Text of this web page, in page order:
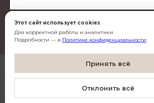
Этот сайт использует cookies
Для корректной работы и аналитики.
Подробности — в Политике конфиденциальности.
Принять всё
Отклонить всё
Согласен(-на) с
Согласен(-на) на